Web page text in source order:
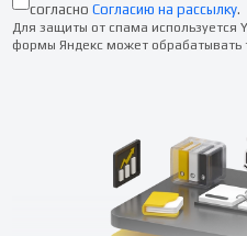
согласно Согласию на рассылку.
Для защиты от спама используется
формы Яндекс может обрабатывать